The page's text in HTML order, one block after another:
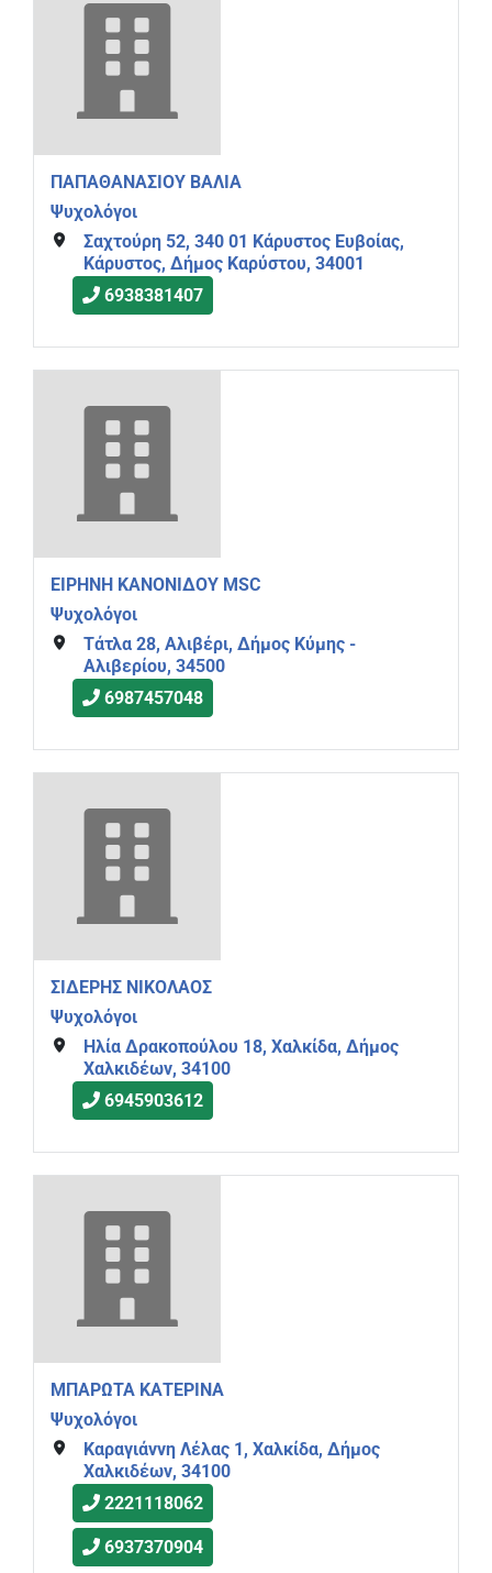
ΠΑΠΑΘΑΝΑΣΙΟΥ ΒΑΛΙΑ
Ψυχολόγοι
Σαχτούρη 52, 340 01 Κάρυστος Ευβοίας,
Κάρυστος, Δήμος Καρύστου, 34001
6938381407
ΕΙΡΗΝΗ ΚΑΝΟΝΙΔΟΥ MSC
Ψυχολόγοι
Τάτλα 28, Αλιβέρι, Δήμος Κύμης -
Αλιβερίου, 34500
6987457048
ΣΙΔΕΡΗΣ ΝΙΚΟΛΑΟΣ
Ψυχολόγοι
Ηλία Δρακοπούλου 18, Χαλκίδα, Δήμος
Χαλκιδέων, 34100
6945903612
ΜΠΑΡΩΤΑ ΚΑΤΕΡΙΝΑ
Ψυχολόγοι
Καραγιάννη Λέλας 1, Χαλκίδα, Δήμος
Χαλκιδέων, 34100
2221118062
6937370904